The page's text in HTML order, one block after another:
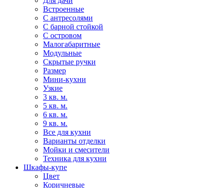
Встроенные
С антресолями
С барной стойкой
С островом
Малогабаритные
Модульные
Скрытые ручки
Размер
Мини-кухни
Узкие
3 кв. м.
5 кв. м.
6 кв. м.
9 кв. м.
Все для кухни
Варианты отделки
Мойки и смесители
Техника для кухни
Шкафы-купе
Цвет
Коричневые